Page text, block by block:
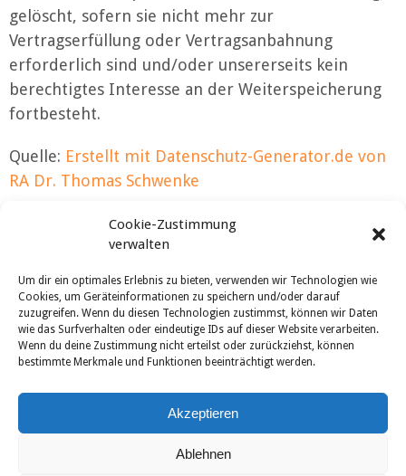
Cookie-Zustimmung
verwalten
Um dir ein optimales Erlebnis zu bieten, verwenden wir Technologien wie
Cookies, um Geräteinformationen zu speichern und/oder darauf
zuzugreifen. Wenn du diesen Technologien zustimmst, können wir Daten
wie das Surfverhalten oder eindeutige IDs auf dieser Website verarbeiten.
Wenn du deine Zustimmung nicht erteilst oder zurückziehst, können
bestimmte Merkmale und Funktionen beeinträchtigt werden.
Akzeptieren
Ablehnen
gelöscht, sofern sie nicht mehr zur
Vertragserfüllung oder Vertragsanbahnung
erforderlich sind und/oder unsererseits kein
berechtigtes Interesse an der Weiterspeicherung
fortbesteht.
Quelle: Erstellt mit Datenschutz-Generator.de von
RA Dr. Thomas Schwenke